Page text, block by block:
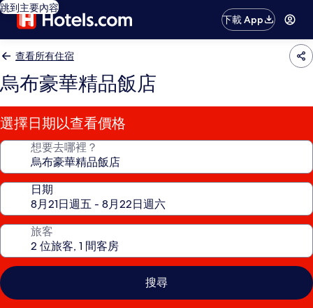
跳到主要內容
下載 App
查看所有住宿
烏布豪華精品飯店
選擇日期以查看價格
想要去哪裡？
日期
旅客
搜尋